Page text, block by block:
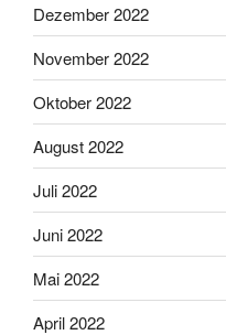
Dezember 2022
November 2022
Oktober 2022
August 2022
Juli 2022
Juni 2022
Mai 2022
April 2022